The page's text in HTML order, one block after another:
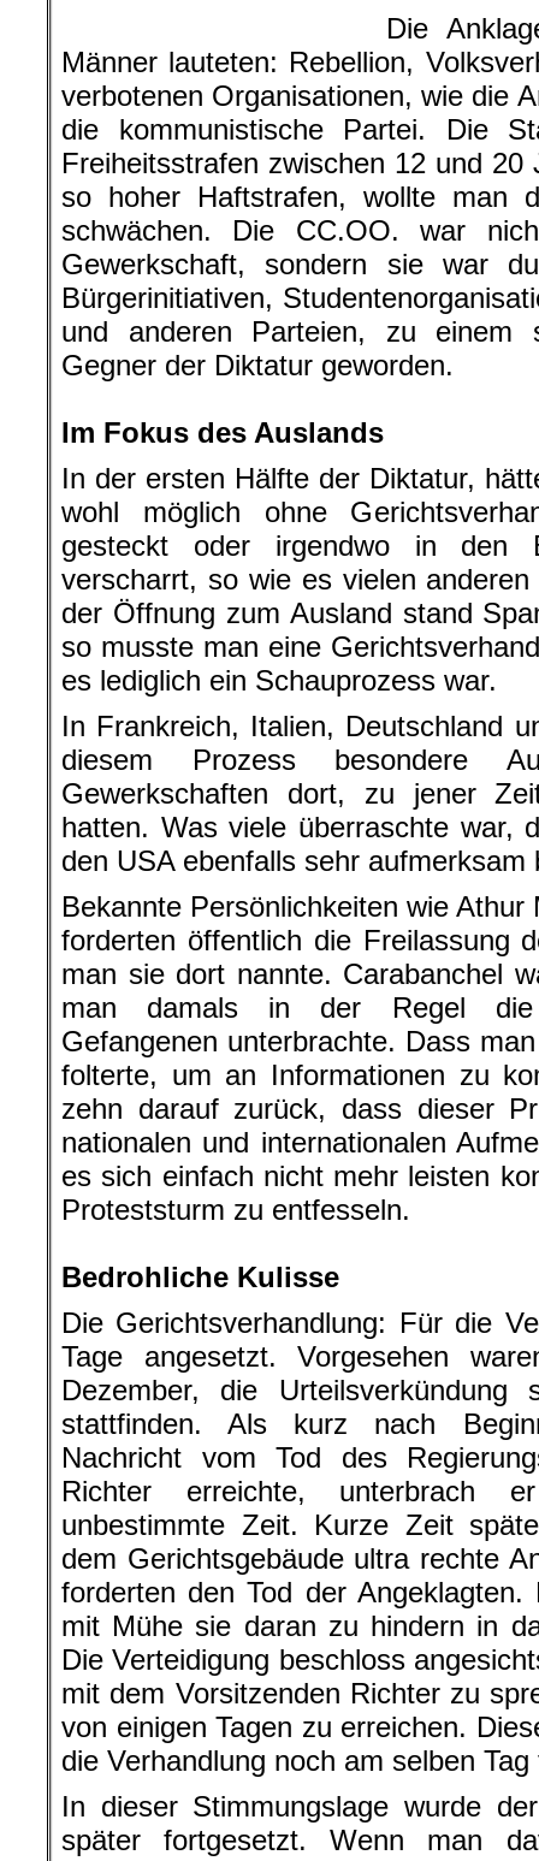
Die
Männer lauteten: Rebellion,
verbotenen Organisationen, wie die
die kommunistische Partei. Die
Freiheitsstrafen zwischen 12 und
so hoher Haftstrafen, wollte man
schwächen. Die CC.OO. war
Gewerkschaft, sondern sie war
Bürgerinitiativen,
und anderen Parteien, zu einem
Gegner der Diktatur geworden.
Im Fokus des Auslands
In der ersten Hälfte der Diktatur,
wohl möglich ohne
gesteckt oder irgendwo in den
verscharrt, so wie es vielen
der Öffnung zum Ausland stand
so musste man eine
es lediglich ein Schauprozess war.
In Frankreich, Italien, Deutschland
diesem Prozess besondere
Gewerkschaften dort, zu jener
hatten. Was viele überraschte war,
den USA ebenfalls sehr aufmerksam
Bekannte Persönlichkeiten wie
forderten öffentlich die Freilassung
man sie dort nannte. Carabanchel
man damals in der Regel die
Gefangenen unterbrachte. Dass
folterte, um an Informationen zu
zehn darauf zurück, dass dieser
nationalen und internationalen
es sich einfach nicht mehr leisten
Proteststurm zu entfesseln.
Bedrohliche Kulisse
Die Gerichtsverhandlung: Für die
Tage angesetzt. Vorgesehen
Dezember, die
stattfinden. Als kurz nach
Nachricht vom Tod des
Richter erreichte, unterbrach
unbestimmte Zeit. Kurze Zeit
dem Gerichtsgebäude ultra rechte
forderten den Tod der
mit Mühe sie daran zu hindern in
Die Verteidigung beschloss
mit dem Vorsitzenden Richter zu
von einigen Tagen zu erreichen.
die Verhandlung noch am selben
In dieser Stimmungslage wurde
später fortgesetzt. Wenn man